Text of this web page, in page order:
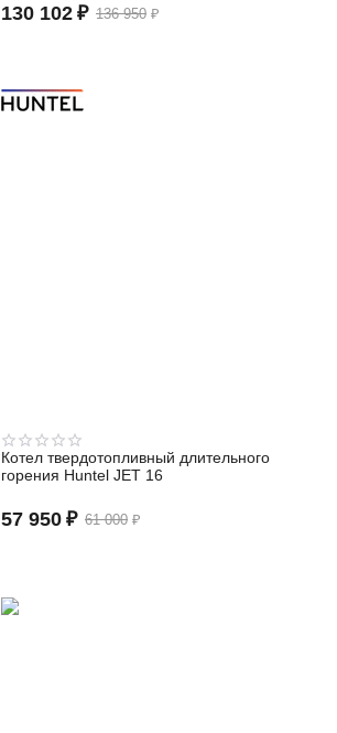
136 950 ₽
130 102 ₽
Котел твердотопливный длительного
горения Huntel JET 16
61 000 ₽
57 950 ₽